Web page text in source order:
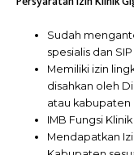
Sudah
spesialis dan
Memiliki izin
disahkan oleh
atau kabupaten
IMB Fungsi Klinik
Mendapatkan